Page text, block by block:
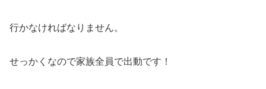
行かなければなりません。
せっかくなので家族全員で出動です！